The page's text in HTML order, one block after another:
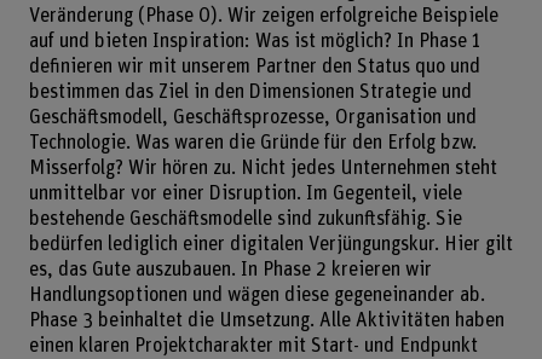
Veränderung (Phase 0). Wir zeigen erfolgreiche Beispiele
auf und bieten Inspiration: Was ist möglich? In Phase 1
definieren wir mit unserem Partner den Status quo und
bestimmen das Ziel in den Dimensionen Strategie und
Geschäftsmodell, Geschäftsprozesse, Organisation und
Technologie. Was waren die Gründe für den Erfolg bzw.
Misserfolg? Wir hören zu. Nicht jedes Unternehmen steht
unmittelbar vor einer Disruption. Im Gegenteil, viele
bestehende Geschäftsmodelle sind zukunftsfähig. Sie
bedürfen lediglich einer digitalen Verjüngungskur. Hier gilt
es, das Gute auszubauen. In Phase 2 kreieren wir
Handlungsoptionen und wägen diese gegeneinander ab.
Phase 3 beinhaltet die Umsetzung. Alle Aktivitäten haben
einen klaren Projektcharakter mit Start- und Endpunkt